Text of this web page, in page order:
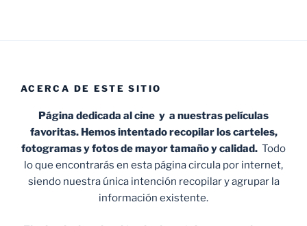
ACERCA DE ESTE SITIO
Página dedicada al cine y a nuestras películas
favoritas. Hemos intentado recopilar los carteles,
fotogramas y fotos de mayor tamaño y calidad. Todo
lo que encontrarás en esta página circula por internet,
siendo nuestra única intención recopilar y agrupar la
información existente.